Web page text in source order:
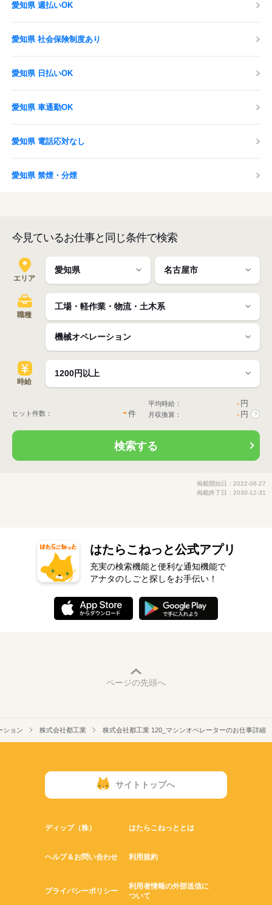
愛知県 週払いOK
愛知県 社会保険制度あり
愛知県 日払いOK
愛知県 車通勤OK
愛知県 電話応対なし
愛知県 禁煙・分煙
今見ているお仕事と同じ条件で検索
エリア
職種
時給
ヒット件数： -件
平均時給： - 円
月収換算： - 円 ?
検索する
掲載開始日：2022-06-27
掲載終了日：2030-12-31
はたらこねっと公式アプリ
充実の検索機能と便利な通知機能で
アナタのしごと探しをお手伝い！
ページの先頭へ
ション 株式会社都工業 株式会社都工業 120_マシンオペレーターのお仕事詳細
サイトトップへ
ディップ（株） はたらこねっととは
ヘルプ＆お問い合わせ 利用規約
プライバシーポリシー
利用者情報の外部送信に
ついて